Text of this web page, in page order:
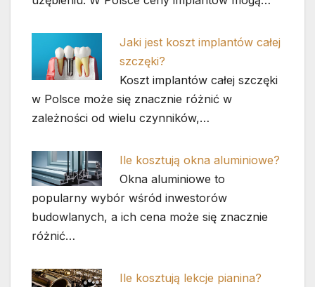
Jaki jest koszt implantów całej
szczęki?
Koszt implantów całej szczęki
w Polsce może się znacznie różnić w
zależności od wielu czynników,…
Ile kosztują okna aluminiowe?
Okna aluminiowe to
popularny wybór wśród inwestorów
budowlanych, a ich cena może się znacznie
różnić…
Ile kosztują lekcje pianina?